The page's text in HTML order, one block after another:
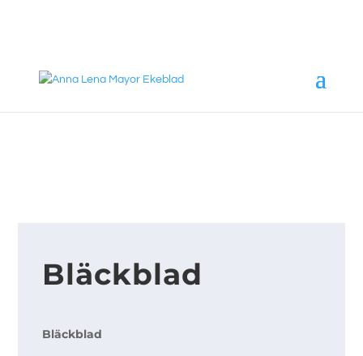
Bläckblad
Bläckblad